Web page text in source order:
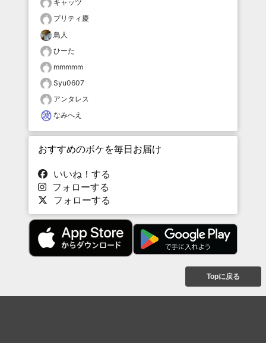
キャッツ
プリティ慶
鳥人
ひーた
mmmmm
Syu0607
アンタレス
なみへえ
おすすめのボケを毎日お届け
いいね！する
フォローする
フォローする
Topに戻る